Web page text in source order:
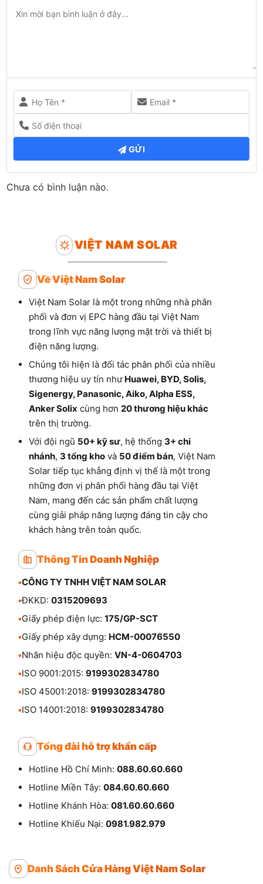
GỬI
Chưa có bình luận nào.
VIỆT NAM SOLAR
Về Việt Nam Solar
Việt Nam Solar là một trong những nhà phân
phối và đơn vị EPC hàng đầu tại Việt Nam
trong lĩnh vực năng lượng mặt trời và thiết bị
điện năng lượng.
Chúng tôi hiện là đối tác phân phối của nhiều
thương hiệu uy tín như Huawei, BYD, Solis,
Sigenergy, Panasonic, Aiko, Alpha ESS,
Anker Solix cùng hơn 20 thương hiệu khác
trên thị trường.
Với đội ngũ 50+ kỹ sư, hệ thống 3+ chi
nhánh, 3 tổng kho và 50 điểm bán, Việt Nam
Solar tiếp tục khẳng định vị thế là một trong
những đơn vị phân phối hàng đầu tại Việt
Nam, mang đến các sản phẩm chất lượng
cùng giải pháp năng lượng đáng tin cậy cho
khách hàng trên toàn quốc.
Thông Tin Doanh Nghiệp
•CÔNG TY TNHH VIỆT NAM SOLAR
•ĐKKD: 0315209693
•Giấy phép điện lực: 175/GP-SCT
•Giấy phép xây dựng: HCM-00076550
•Nhãn hiệu độc quyền: VN-4-0604703
•ISO 9001:2015: 9199302834780
•ISO 45001:2018: 9199302834780
•ISO 14001:2018: 9199302834780
Tổng đài hỗ trợ khẩn cấp
Hotline Hồ Chí Minh: 088.60.60.660
Hotline Miền Tây: 084.60.60.660
Hotline Khánh Hòa: 081.60.60.660
Hotline Khiếu Nại: 0981.982.979
Danh Sách Cửa Hàng Việt Nam Solar